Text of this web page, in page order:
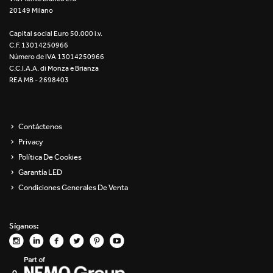
Re Low LED
Roll IOS
Unit 1X
Unit Channel
Unit Round
Yori Evo 48V
Yori Evo Box
20149 Milano
Capital social Euro 50.000 i.v.
C.F. 13014250966
Número de IVA 13014250966
C.C.I.A.A. di Monza e Brianza
REA MB - 2698403
Contáctenos
Privacy
Política De Cookies
Garantía LED
Condiciones Generales De Venta
Síganos: